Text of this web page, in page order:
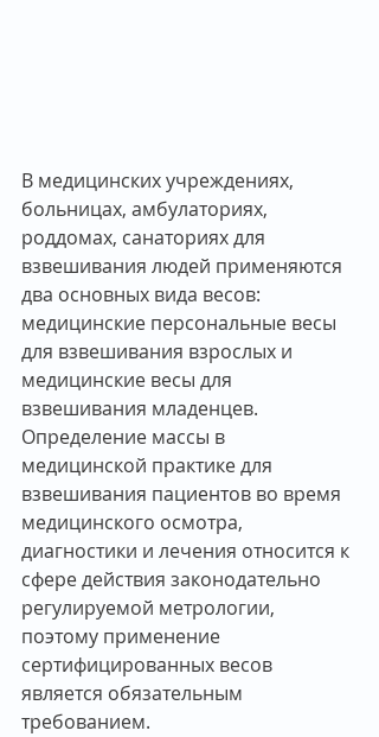
В медицинских учреждениях,
больницах, амбулаториях,
роддомах, санаториях для
взвешивания людей применяются
два основных вида весов:
медицинские персональные весы
для взвешивания взрослых и
медицинские весы для
взвешивания младенцев.
Определение массы в
медицинской практике для
взвешивания пациентов во время
медицинского осмотра,
диагностики и лечения относится к
сфере действия законодательно
регулируемой метрологии,
поэтому применение
сертифицированных весов
является обязательным
требованием.